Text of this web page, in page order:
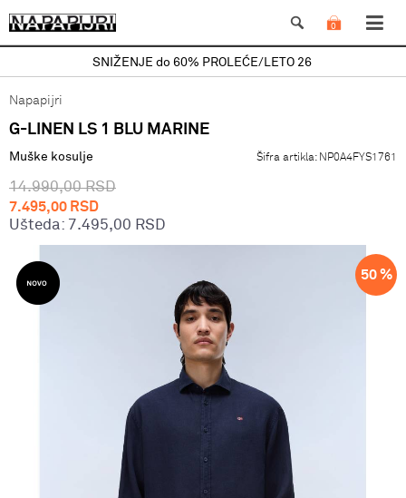
0
SNIŽENJE do 60% PROLEĆE/LETO 26
Napapijri
G-LINEN LS 1 BLU MARINE
Muške kosulje Šifra artikla: NP0A4FYS1761
14.990,00 RSD
7.495,00 RSD
Ušteda: 7.495,00 RSD
50 %